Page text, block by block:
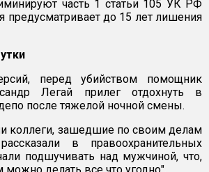
часть 1 статьи 105 УК РФ
предусматривает до 15 лет лишения
перед убийством помощник
Легай прилег отдохнуть в
после тяжелой ночной смены.
коллеги, зашедшие по своим делам
в правоохранительных
подшучивать над мужчиной, что,
можно делать все что угодно".